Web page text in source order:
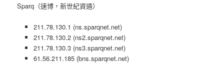
Sparq（速博，新世紀資通）
211.78.130.1 (ns.sparqnet.net)
211.78.130.2 (ns2.sparqnet.net)
211.78.130.3 (ns3.sparqnet.net)
61.56.211.185 (bns.sparqnet.net)